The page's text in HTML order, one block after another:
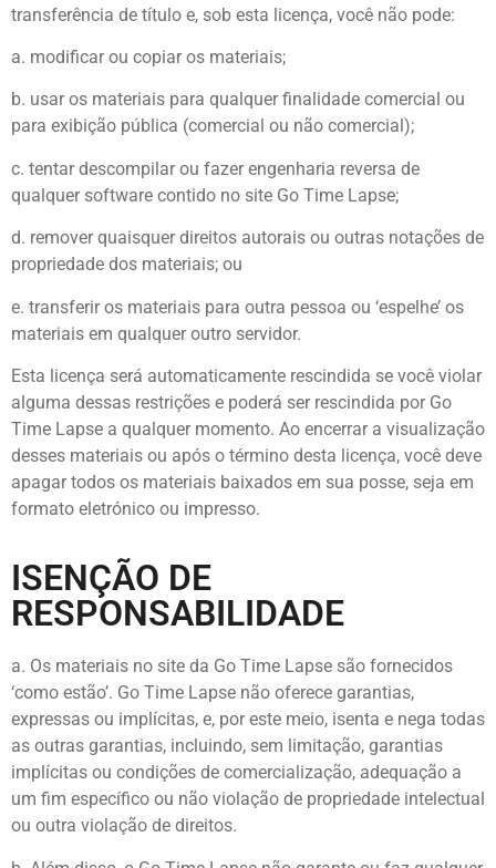
transferência de título e, sob esta licença, você não pode:
a. modificar ou copiar os materiais;
b. usar os materiais para qualquer finalidade comercial ou
para exibição pública (comercial ou não comercial);
c. tentar descompilar ou fazer engenharia reversa de
qualquer software contido no site Go Time Lapse;
d. remover quaisquer direitos autorais ou outras notações de
propriedade dos materiais; ou
e. transferir os materiais para outra pessoa ou ‘espelhe’ os
materiais em qualquer outro servidor.
Esta licença será automaticamente rescindida se você violar
alguma dessas restrições e poderá ser rescindida por Go
Time Lapse a qualquer momento. Ao encerrar a visualização
desses materiais ou após o término desta licença, você deve
apagar todos os materiais baixados em sua posse, seja em
formato eletrónico ou impresso.
ISENÇÃO DE
RESPONSABILIDADE
a. Os materiais no site da Go Time Lapse são fornecidos
‘como estão’. Go Time Lapse não oferece garantias,
expressas ou implícitas, e, por este meio, isenta e nega todas
as outras garantias, incluindo, sem limitação, garantias
implícitas ou condições de comercialização, adequação a
um fim específico ou não violação de propriedade intelectual
ou outra violação de direitos.